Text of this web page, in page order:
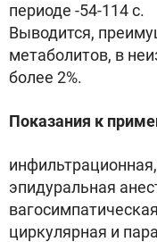
периоде -54-114 с.
Выводится,
метаболитов, в
более 2%.
Показания к
эпидуральная
циркулярная и